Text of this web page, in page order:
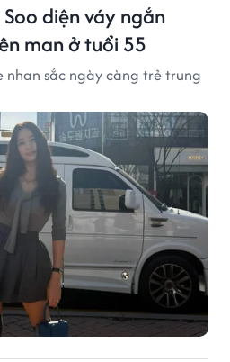
diện váy ngắn
man ở tuổi 55
nhan sắc ngày càng trẻ trung